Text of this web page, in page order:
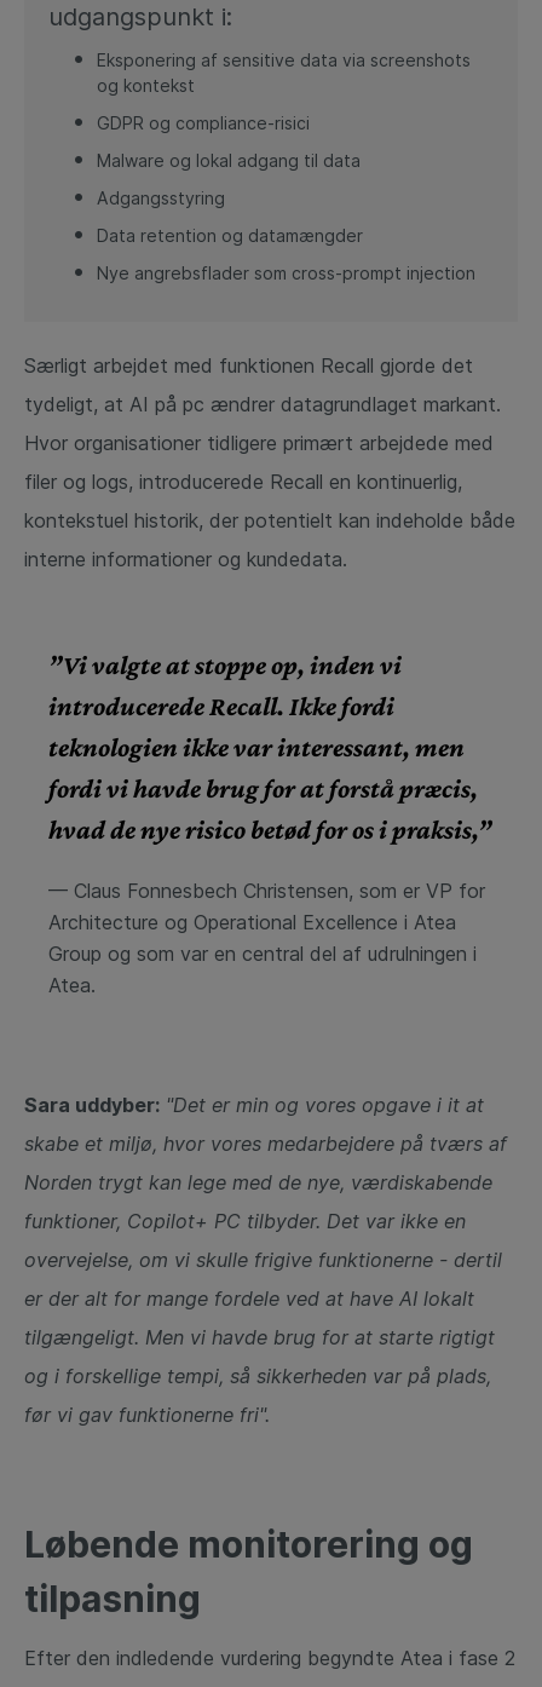
udgangspunkt i:
Eksponering af sensitive data via screenshots
og kontekst
GDPR og compliance‑risici
Malware og lokal adgang til data
Adgangsstyring
Data retention og datamængder
Nye angrebsflader som cross‑prompt injection
Særligt arbejdet med funktionen Recall gjorde det
tydeligt, at AI på pc ændrer datagrundlaget markant.
Hvor organisationer tidligere primært arbejdede med
filer og logs, introducerede Recall en kontinuerlig,
kontekstuel historik, der potentielt kan indeholde både
interne informationer og kundedata.
”Vi valgte at stoppe op, inden vi
introducerede Recall. Ikke fordi
teknologien ikke var interessant, men
fordi vi havde brug for at forstå præcis,
hvad de nye risico betød for os i praksis,”
— Claus Fonnesbech Christensen, som er VP for
Architecture og Operational Excellence i Atea
Group og som var en central del af udrulningen i
Atea.
Sara uddyber: "Det er min og vores opgave i it at
skabe et miljø, hvor vores medarbejdere på tværs af
Norden trygt kan lege med de nye, værdiskabende
funktioner, Copilot+ PC tilbyder. Det var ikke en
overvejelse, om vi skulle frigive funktionerne - dertil
er der alt for mange fordele ved at have AI lokalt
tilgængeligt. Men vi havde brug for at starte rigtigt
og i forskellige tempi, så sikkerheden var på plads,
før vi gav funktionerne fri".
Løbende monitorering og
tilpasning
Efter den indledende vurdering begyndte Atea i fase 2